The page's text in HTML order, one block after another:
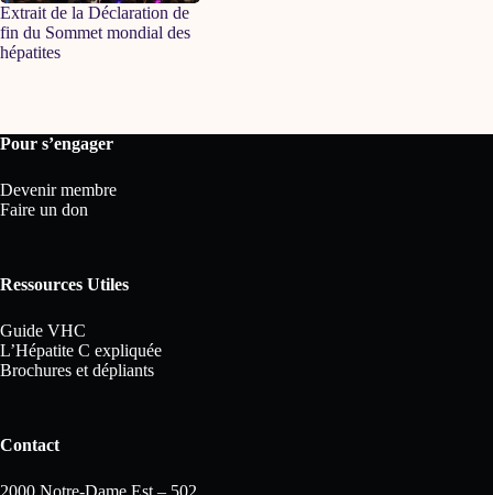
Extrait de la Déclaration de
fin du Sommet mondial des
hépatites
Pour s’engager
Devenir membre
Faire un don
Ressources Utiles
Guide VHC
L’Hépatite C expliquée
Brochures et dépliants
Contact
2000 Notre-Dame Est – 502